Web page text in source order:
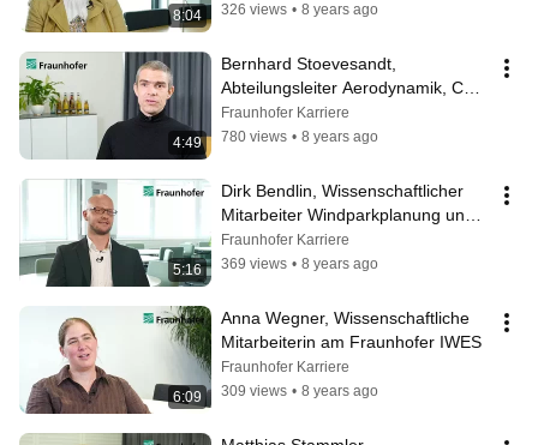
8:04
326 views • 8 years ago
4:49
Bernhard Stoevesandt,
Abteilungsleiter Aerodynamik, CFD
und stochastische Dynamik am
Fraunhofer IWES
Fraunhofer Karriere
780 views • 8 years ago
5:16
Dirk Bendlin, Wissenschaftlicher
Mitarbeiter Windparkplanung und -
betrieb am Fraunhofer IWES
Fraunhofer Karriere
369 views • 8 years ago
6:09
Anna Wegner, Wissenschaftliche
Mitarbeiterin am Fraunhofer IWES
Fraunhofer Karriere
309 views • 8 years ago